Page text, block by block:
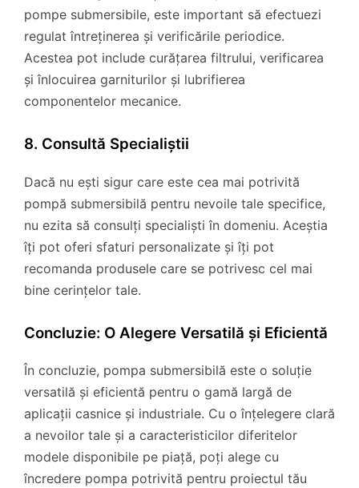
pompe submersibile, este important să efectuezi
regulat întreținerea și verificările periodice.
Acestea pot include curățarea filtrului, verificarea
și înlocuirea garniturilor și lubrifierea
componentelor mecanice.
8. Consultă Specialiștii
Dacă nu ești sigur care este cea mai potrivită
pompă submersibilă pentru nevoile tale specifice,
nu ezita să consulți specialiști în domeniu. Aceștia
îți pot oferi sfaturi personalizate și îți pot
recomanda produsele care se potrivesc cel mai
bine cerințelor tale.
Concluzie: O Alegere Versatilă și Eficientă
În concluzie, pompa submersibilă este o soluție
versatilă și eficientă pentru o gamă largă de
aplicații casnice și industriale. Cu o înțelegere clară
a nevoilor tale și a caracteristicilor diferitelor
modele disponibile pe piață, poți alege cu
încredere pompa potrivită pentru proiectul tău